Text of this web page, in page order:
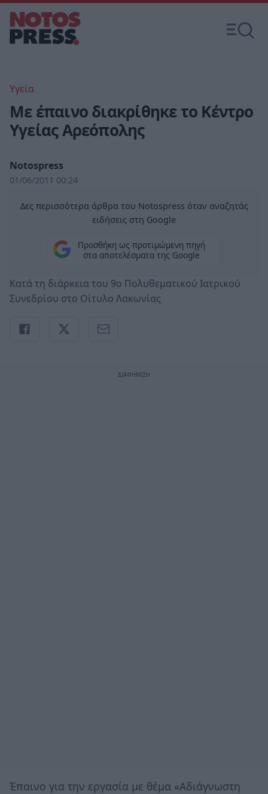
Υγεία
Με έπαινο διακρίθηκε το Κέντρο
Υγείας Αρεόπολης
Notospress
01/06/2011 00:24
Δες περισσότερα άρθρα του Notospress όταν αναζητάς
ειδήσεις στη Google
Προσθήκη ως προτιμώμενη πηγή
στα αποτελέσματα της Google
Κατά τη διάρκεια του 9ο Πολυθεματικού Ιατρικού
Συνεδρίου στο Οίτυλο Λακωνίας
Έπαινο για την εργασία με θέμα «Αδιάγνωστη